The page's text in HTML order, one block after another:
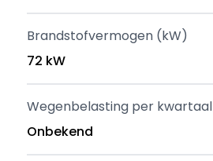
Brandstofvermogen (kW)
72 kW
Wegenbelasting per kwartaal
Onbekend